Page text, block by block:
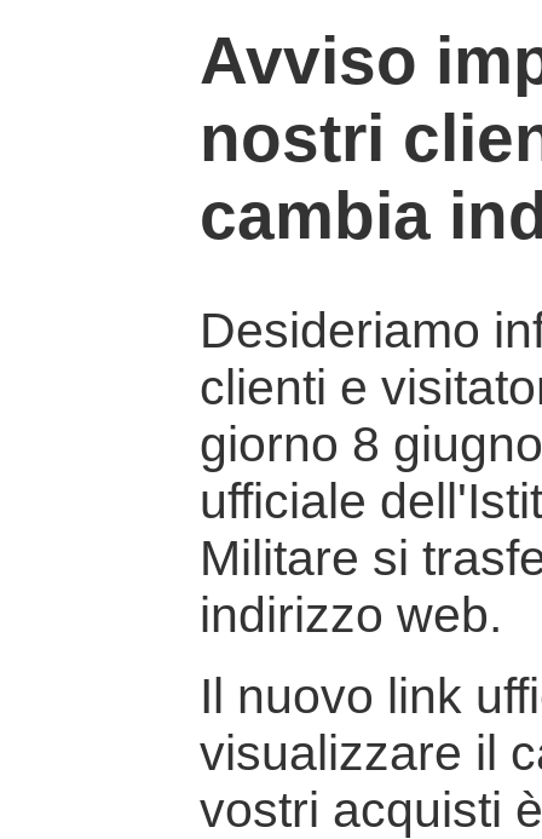
Avviso
nostri
cambia
Desideriamo
clienti e
giorno 8
ufficiale
Militare si
indirizzo web.
Il nuovo link
visualizzare il
vostri acquisti